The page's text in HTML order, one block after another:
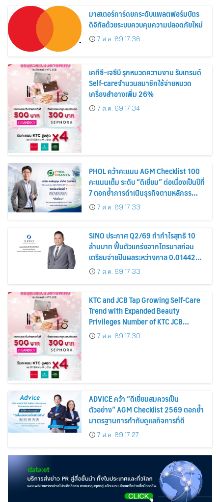
มาสเตอร์การ์ดยกระดับแพลตฟอร์มบัตร
ดิจิทัลด้วยระบบควบคุมความปลอดภัยใหม่
7 ส.ค. 69 17:36
เคทีซี–เจซีบี รุกหมวดความงาม รับเทรนด์
Self-careจำนวนสมาชิกใช้จ่ายหมวด
เครื่องสำอางเพิ่ม 26%
7 ส.ค. 69 17:34
PHOL คว้าคะแนน AGM Checklist 100
คะแนนเต็ม ระดับ “ดีเยี่ยม” ต่อเนื่องเป็นปีที่
7 ตอกย้ำการดำเนินธุรกิจตามหลักธร
รมาภิบาล โปร่งใส สร้างความเชื่อมั่นผู้ถือ
หุ้น
7 ส.ค. 69 17:33
SINO ประกาศ Q2/69 ทำกำไรสุทธิ 10
ล้านบาท ฟื้นตัวแกร่งจากไตรมาสก่อน
เตรียมจ่ายปันผลระหว่างกาล 0.014423
บาทต่อหุ้น ครึ่งปีหลังมุ่งเติบโตต่อเนื่อง
7 ส.ค. 69 17:33
KTC and JCB Tap Growing Self-Care
Trend with Expanded Beauty
Privileges Number of KTC JCB
Cardmembers Spending on
Cosmetics Rises 26%
7 ส.ค. 69 17:30
ADVICE คว้า “ดีเยี่ยมสมควรเป็น
ตัวอย่าง” AGM Checklist 2569 ตอกย้ำ
มาตรฐานการกำกับดูแลกิจการที่ดี
7 ส.ค. 69 17:27